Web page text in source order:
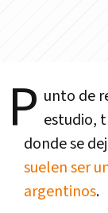
P unto de
estudio,
donde se
suelen ser
argentinos.